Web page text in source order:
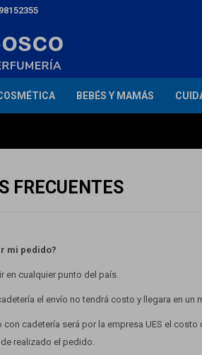
BEBÉS Y MAMÁS
FRECUENTES
mi pedido?
en cualquier punto del país.
el envío no tendrá costo y llegara en un
con cadetería será por la empresa UES el
realizado el pedido.